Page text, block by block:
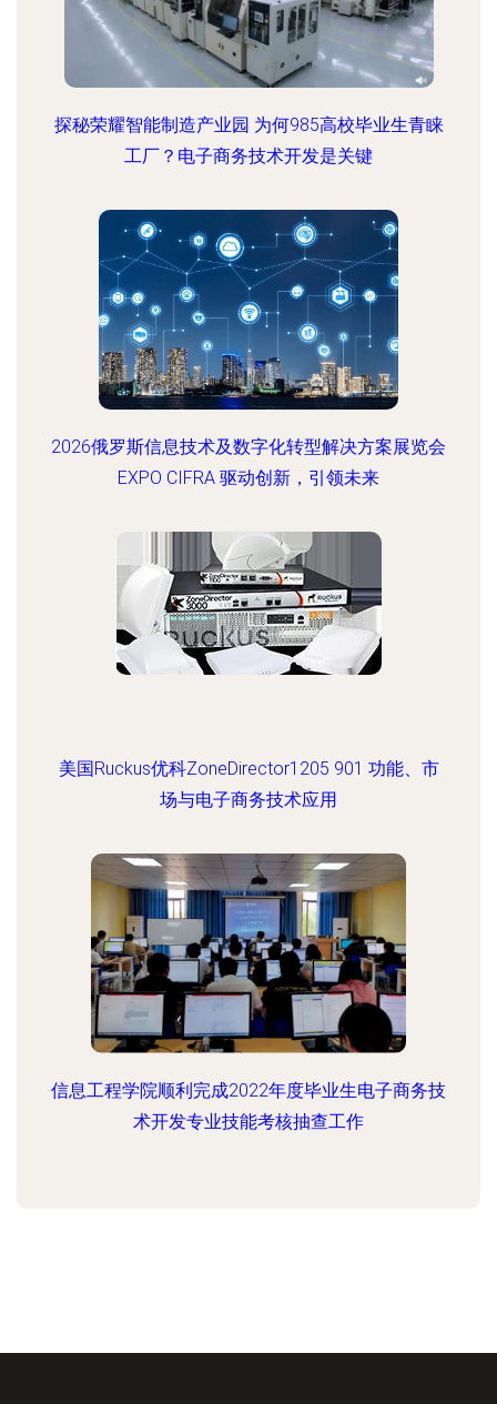
探秘荣耀智能制造产业园 为何985高校毕业生青睐
工厂？电子商务技术开发是关键
2026俄罗斯信息技术及数字化转型解决方案展览会
EXPO CIFRA 驱动创新，引领未来
美国Ruckus优科ZoneDirector1205 901 功能、市
场与电子商务技术应用
信息工程学院顺利完成2022年度毕业生电子商务技
术开发专业技能考核抽查工作